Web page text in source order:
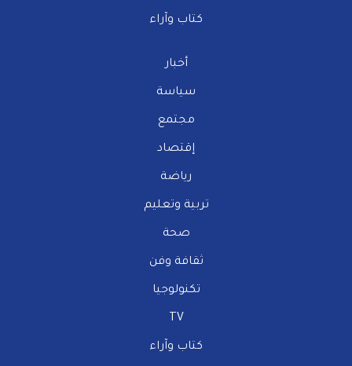
كتاب وآراء
أخبار
سياسة
مجتمع
إقتصاد
رياضة
تربية وتعليم
صحة
ثقافة وفن
تكنولوجيا
TV
كتاب وآراء